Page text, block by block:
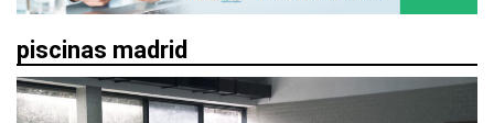
piscinas madrid